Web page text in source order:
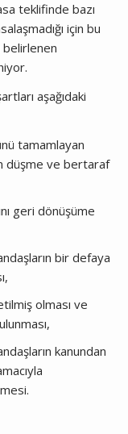
teklifinde bazı
için bu
aşağıdaki
tamamlayan
düşme ve bertaraf
geri dönüşüme
bir defaya
olması ve
kanundan